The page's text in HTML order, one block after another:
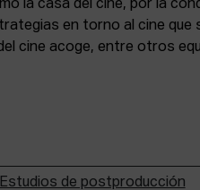
la casa del cine, por la
en torno al cine que
cine acoge, entre otros
Estudios de postproducción